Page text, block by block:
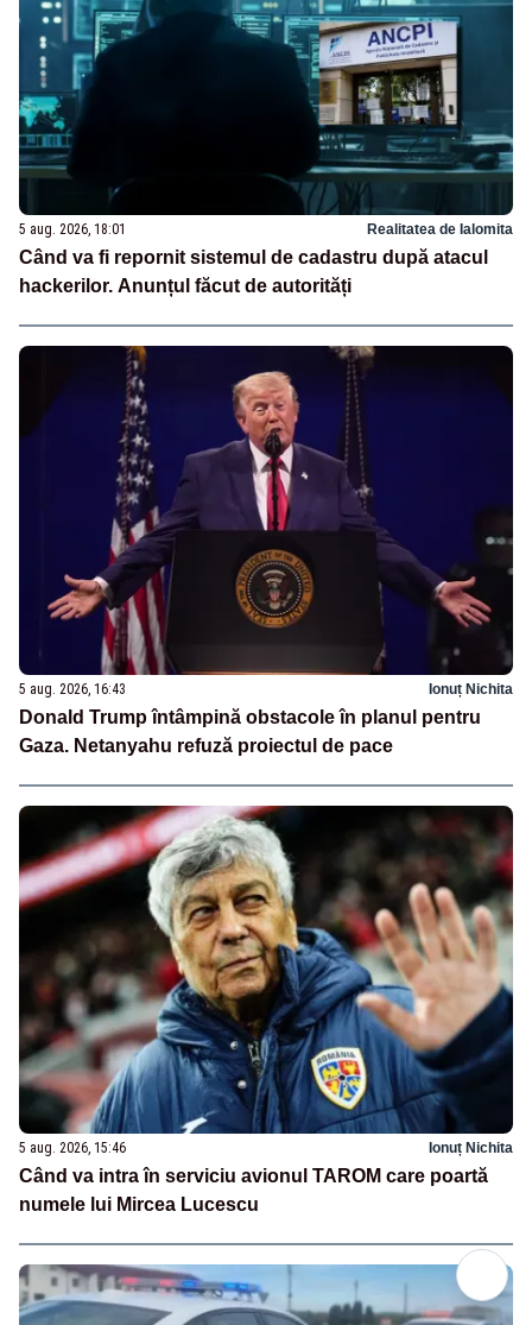
5 aug. 2026, 18:01 Realitatea de Ialomita
Când va fi repornit sistemul de cadastru după atacul
hackerilor. Anunțul făcut de autorități
5 aug. 2026, 16:43 Ionuț Nichita
Donald Trump întâmpină obstacole în planul pentru
Gaza. Netanyahu refuză proiectul de pace
5 aug. 2026, 15:46 Ionuț Nichita
Când va intra în serviciu avionul TAROM care poartă
numele lui Mircea Lucescu